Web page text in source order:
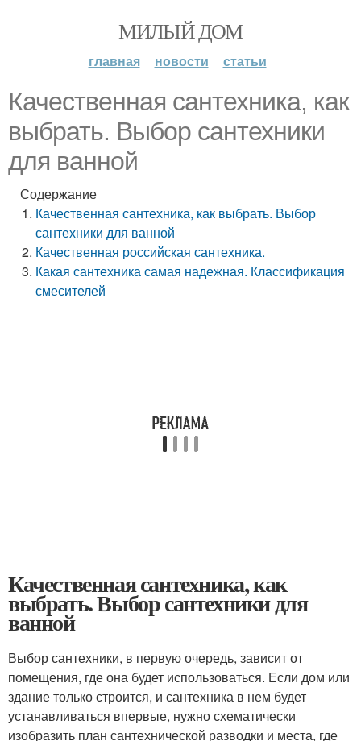
МИЛЫЙ ДОМ
главная новости статьи
Качественная сантехника, как
выбрать. Выбор сантехники
для ванной
Содержание
Качественная сантехника, как выбрать. Выбор
сантехники для ванной
Качественная российская сантехника.
Какая сантехника самая надежная. Классификация
смесителей
Качественная сантехника, как
выбрать. Выбор сантехники для
ванной
Выбор сантехники, в первую очередь, зависит от
помещения, где она будет использоваться. Если дом или
здание только строится, и сантехника в нем будет
устанавливаться впервые, нужно схематически
изобразить план сантехнической разводки и места, где